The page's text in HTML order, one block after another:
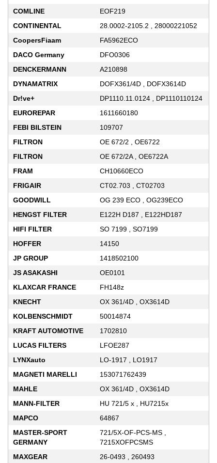
COMLINE
EOF219
CONTINENTAL
28.0002-2105.2 , 28000221052
CoopersFiaam
FA5962ECO
DACO Germany
DFO0306
DENCKERMANN
A210898
DYNAMATRIX
DOFX361/4D , DOFX3614D
Dr!ve+
DP1110.11.0124 , DP1110110124
EUROREPAR
1611660180
FEBI BILSTEIN
109707
FILTRON
OE 672/2 , OE6722
FILTRON
OE 672/2A , OE6722A
FRAM
CH10660ECO
FRIGAIR
CT02.703 , CT02703
GOODWILL
OG 239 ECO , OG239ECO
HENGST FILTER
E122H D187 , E122HD187
HIFI FILTER
SO 7199 , SO7199
HOFFER
14150
JP GROUP
1418502100
JS ASAKASHI
OE0101
KLAXCAR FRANCE
FH148z
KNECHT
OX 361/4D , OX3614D
KOLBENSCHMIDT
50014874
KRAFT AUTOMOTIVE
1702810
LUCAS FILTERS
LFOE287
LYNXauto
LO-1917 , LO1917
MAGNETI MARELLI
153071762439
MAHLE
OX 361/4D , OX3614D
MANN-FILTER
HU 721/5 x , HU7215x
MAPCO
64867
MASTER-SPORT
GERMANY
721/5X-OF-PCS-MS ,
7215XOFPCSMS
MAXGEAR
26-0493 , 260493